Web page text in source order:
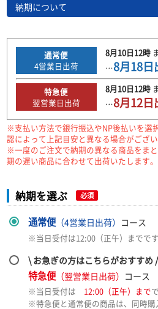
納期について
通常便
4営業日出荷
8月10日12時
…8月18日
特急便
翌営業日出荷
8月10日12時
…8月12日
※支払い方法で銀行振込やNP後払いを選
認によって上記目安と異なる場合がござい
※一度のご注文で納期の異なる商品をま
期の遅い商品に合わせて出荷いたします。
納期を選ぶ 必須
通常便（4営業日出荷） コース
※当日受付は12:00（正午）までです
\ お急ぎの方はこちらがおすすめ /
特急便（翌営業日出荷） コース
※当日受付は 12:00（正午）まで
※特急便と通常便の商品は、同時購